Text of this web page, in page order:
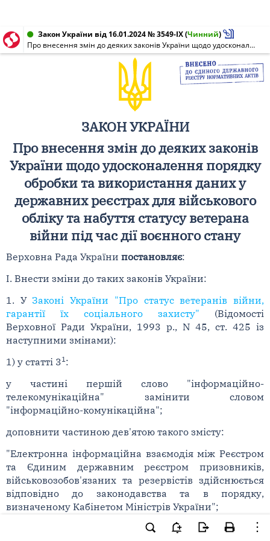
Закон України від 16.01.2024 № 3549-IX(Чинний)
Про внесення змін до деяких законів України щодо удосконалення порядку обробки та використання даних у державних реєстрах для військового обліку та набуття статусу ветерана війни під час дії воєнного стану